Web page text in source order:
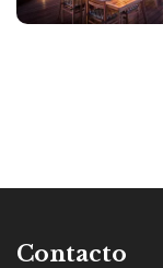
Contacto